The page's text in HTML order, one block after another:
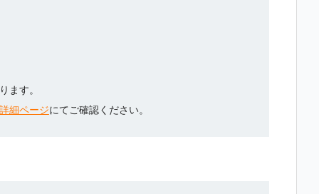
ます。
細ページにてご確認ください。